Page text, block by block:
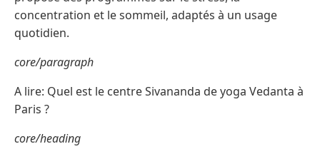
concentration et le sommeil, adaptés à un usage
quotidien.
core/paragraph
A lire: Quel est le centre Sivananda de yoga Vedanta à
Paris ?
core/heading